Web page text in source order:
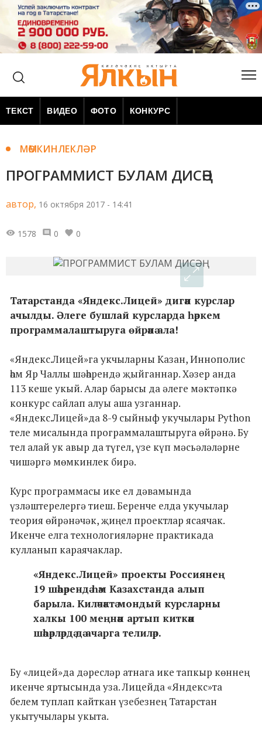
ТЕКСТ ВИДЕО ФОТО КОНКУРС
МӨМКИНЛЕКЛӘР
ПРОГРАММИСТ БУЛАМ ДИСӘҢ
автор, 16 октября 2017 - 14:41
1578 0 0
Татарстанда «Яндекс.Лицей» дигән курслар
ачылды. Әлеге бушлай курсларда һәркем
программалаштыруга өйрәнә ала!
«Яндекс.Лицей»га укчыларны Казан, Иннополис
һәм Яр Чаллы шәһәрендә җыйганнар. Хәзер анда
113 кеше укый. Алар барысы да әлеге мәктәпкә
конкурс сайлап алуы аша узганнар.
«Яндекс.Лицей»да 8-9 сыйныф укучылары Python
теле мисалында программалаштыруга өйрәнә. Бу
тел алай ук авыр да түгел, үзе күп мәсьәләләрне
чишәргә мөмкинлек бирә.
Курс программасы ике ел дәвамында
үзләштерелергә тиеш. Беренче елда укучылар
теория өйрәнәчәк, җиңел проектлар ясаячак.
Икенче елга технологияләрне практикада
кулланып караячаклар.
«Яндекс.Лицей» проекты Россиянең
19 шәһәрендә һәм Казахстанда алып
барыла. Киләчәктә мондый курсларны
халкы 100 меңнән артып киткән
шәһәрләрдә дә ачарга телиләр.
Бу «лицей»да дәресләр атнага ике тапкыр көннең
икенче яртысында уза. Лицейда «Яндекс»та
белем туплап кайткан үзебезнең Татарстан
укытучылары укыта.